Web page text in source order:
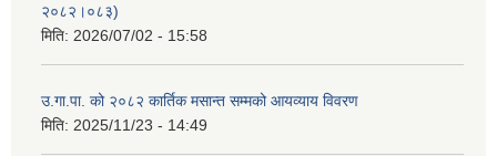
२०८२।०८३)
मिति: 2026/07/02 - 15:58
उ.गा.पा. को २०८२ कार्तिक मसान्त सम्मको आयव्याय विवरण
मिति: 2025/11/23 - 14:49